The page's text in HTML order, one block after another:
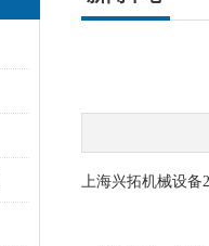
上海兴拓机械设备